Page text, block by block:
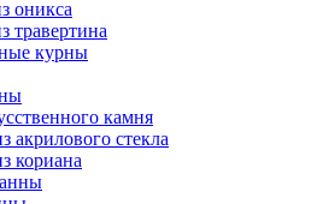
оникса
травертина
курны
камня
акрилового стекла
кориана